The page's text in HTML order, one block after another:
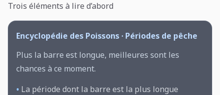
Trois éléments à lire d’abord
Encyclopédie des Poissons · Périodes de pêche
Plus la barre est longue, meilleures sont les
chances à ce moment.
• La période dont la barre est la plus longue